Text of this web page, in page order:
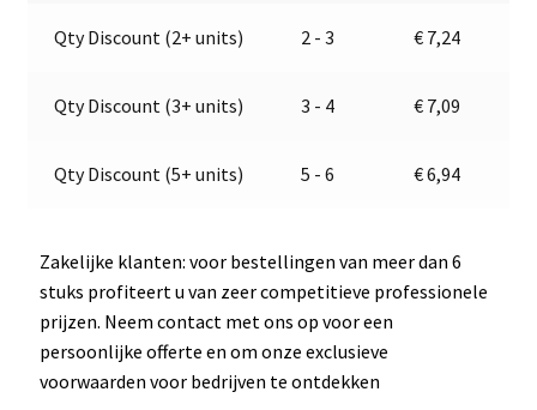
aantal
t
v
Qty Discount (2+ units) 2 - 3 € 7,24
Qty Discount (3+ units) 3 - 4 € 7,09
Qty Discount (5+ units) 5 - 6 €6,94
Zakelijke klanten: voor bestellingen van meer dan 6
stuks profiteert u van zeer competitieve professionele
prijzen. Neem contact met ons op voor een
persoonlijke offerte en om onze exclusieve
voorwaarden voor bedrijven te ontdekken